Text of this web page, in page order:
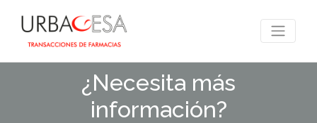
¿Necesita más
información?